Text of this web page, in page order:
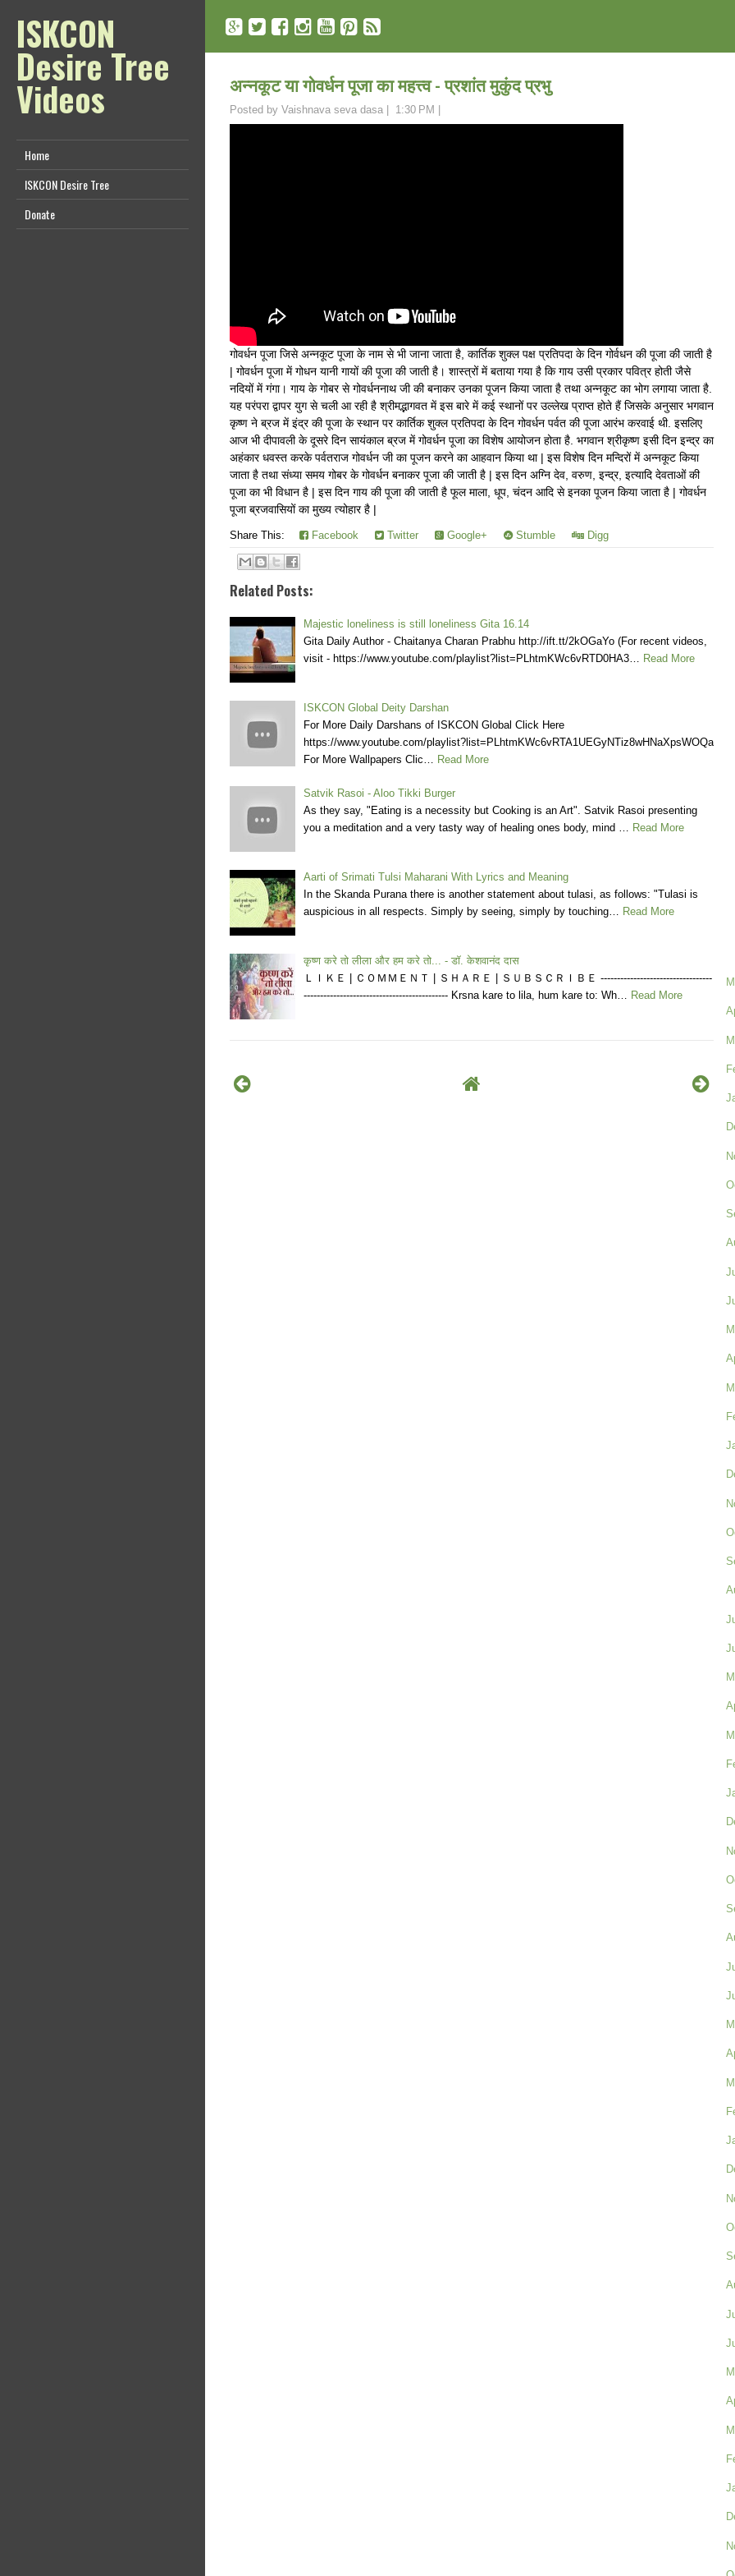
ISKCON
Desire Tree
Videos
Home
ISKCON Desire Tree
Donate
अन्नकूट या गोवर्धन पूजा का महत्त्व - प्रशांत मुकुंद प्रभु
Posted by Vaishnava seva dasa 1:30 PM
गोवर्धन पूजा जिसे अन्नकूट पूजा के नाम से भी जाना जाता है, कार्तिक शुक्ल पक्ष प्रतिपदा के दिन गोर्वधन की पूजा की जाती है
| गोवर्धन पूजा में गोधन यानी गायों की पूजा की जाती है। शास्त्रों में बताया गया है कि गाय उसी प्रकार पवित्र होती जैसे
नदियों में गंगा। गाय के गोबर से गोवर्धननाथ जी की बनाकर उनका पूजन किया जाता है तथा अन्नकूट का भोग लगाया जाता है.
यह परंपरा द्वापर युग से चली आ रही है श्रीमद्भागवत में इस बारे में कई स्थानों पर उल्लेख प्राप्त होते हैं जिसके अनुसार भगवान
कृष्ण ने ब्रज में इंद्र की पूजा के स्थान पर कार्तिक शुक्ल प्रतिपदा के दिन गोवर्धन पर्वत की पूजा आरंभ करवाई थी. इसलिए
आज भी दीपावली के दूसरे दिन सायंकाल ब्रज में गोवर्धन पूजा का विशेष आयोजन होता है. भगवान श्रीकृष्ण इसी दिन इन्द्र का
अहंकार धवस्त करके पर्वतराज गोवर्धन जी का पूजन करने का आहवान किया था | इस विशेष दिन मन्दिरों में अन्नकूट किया
जाता है तथा संध्या समय गोबर के गोवर्धन बनाकर पूजा की जाती है | इस दिन अग्नि देव, वरुण, इन्द्र, इत्यादि देवताओं की
पूजा का भी विधान है | इस दिन गाय की पूजा की जाती है फूल माला, धूप, चंदन आदि से इनका पूजन किया जाता है | गोवर्धन
पूजा ब्रजवासियों का मुख्य त्योहार है |
Share This: Facebook Twitter Google+ Stumble Digg
Related Posts:
Majestic loneliness is still loneliness Gita 16.14
Gita Daily Author - Chaitanya Charan Prabhu http://ift.tt/2kOGaYo (For recent videos,
visit - https://www.youtube.com/playlist?list=PLhtmKWc6vRTD0HA3… Read More
ISKCON Global Deity Darshan
For More Daily Darshans of ISKCON Global Click Here
https://www.youtube.com/playlist?list=PLhtmKWc6vRTA1UEGyNTiz8wHNaXpsWOQa
For More Wallpapers Clic… Read More
Satvik Rasoi - Aloo Tikki Burger
As they say, "Eating is a necessity but Cooking is an Art". Satvik Rasoi presenting
you a meditation and a very tasty way of healing ones body, mind … Read More
Aarti of Srimati Tulsi Maharani With Lyrics and Meaning
In the Skanda Purana there is another statement about tulasi, as follows: "Tulasi is
auspicious in all respects. Simply by seeing, simply by touching… Read More
कृष्ण करे तो लीला और हम करे तो... - डॉ. केशवानंद दास
ＬＩＫＥ | ＣＯＭＭＥＮＴ | ＳＨＡＲＥ | ＳＵＢＳＣＲＩＢＥ ----------------------------------
-------------------------------------------- Krsna kare to lila, hum kare to: Wh… Read More